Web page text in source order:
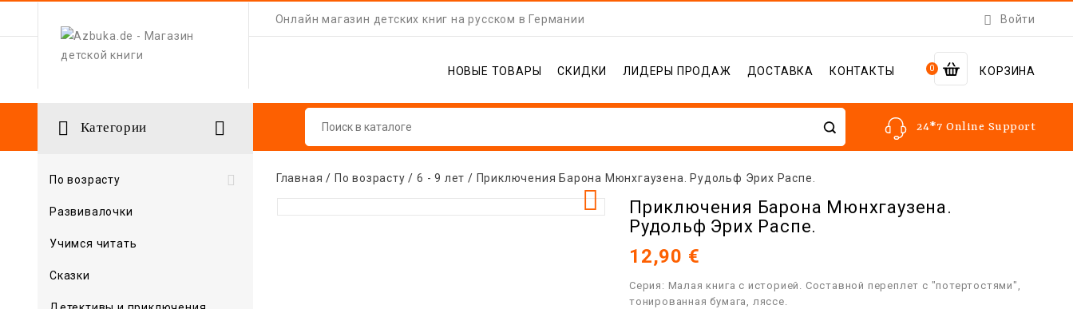
Онлайн магазин детских книг на русском в Германии  Войти
0 КОРЗИНА
НОВЫЕ ТОВАРЫ СКИДКИ ЛИДЕРЫ ПРОДАЖ ДОСТАВКА КОНТАКТЫ
24*7 Online Support
 Категории 

По возрасту
Развивалочки
Учимся читать
Сказки
Главная По возрасту 6 - 9 лет Приключения Барона Мюнхгаузена. Рудольф Эрих Распе.

Приключения Барона Мюнхгаузена.
Рудольф Эрих Распе.
12,90 €
Серия: Малая книга с историей. Составной переплет с "потертостями",
тонированная бумага, ляссе.